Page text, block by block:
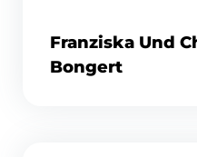
Franziska Und
Bongert